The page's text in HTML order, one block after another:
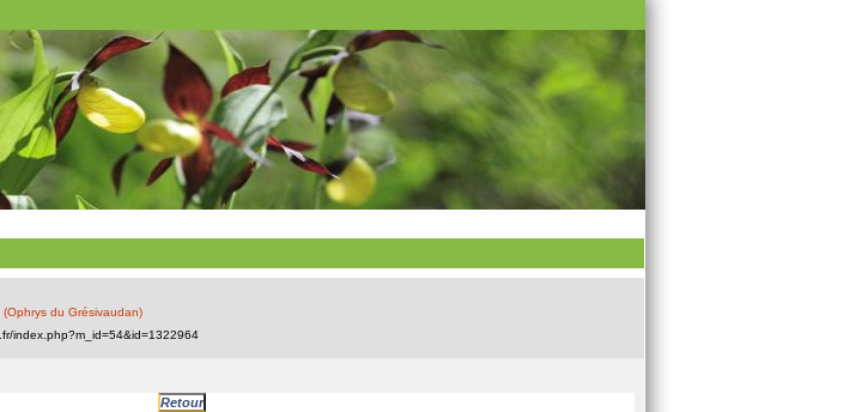
(Ophrys du Grésivaudan)